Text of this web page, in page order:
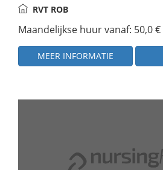
RVT ROB
Maandelijkse huur vanaf: 50,0 €
MEER INFORMATIE